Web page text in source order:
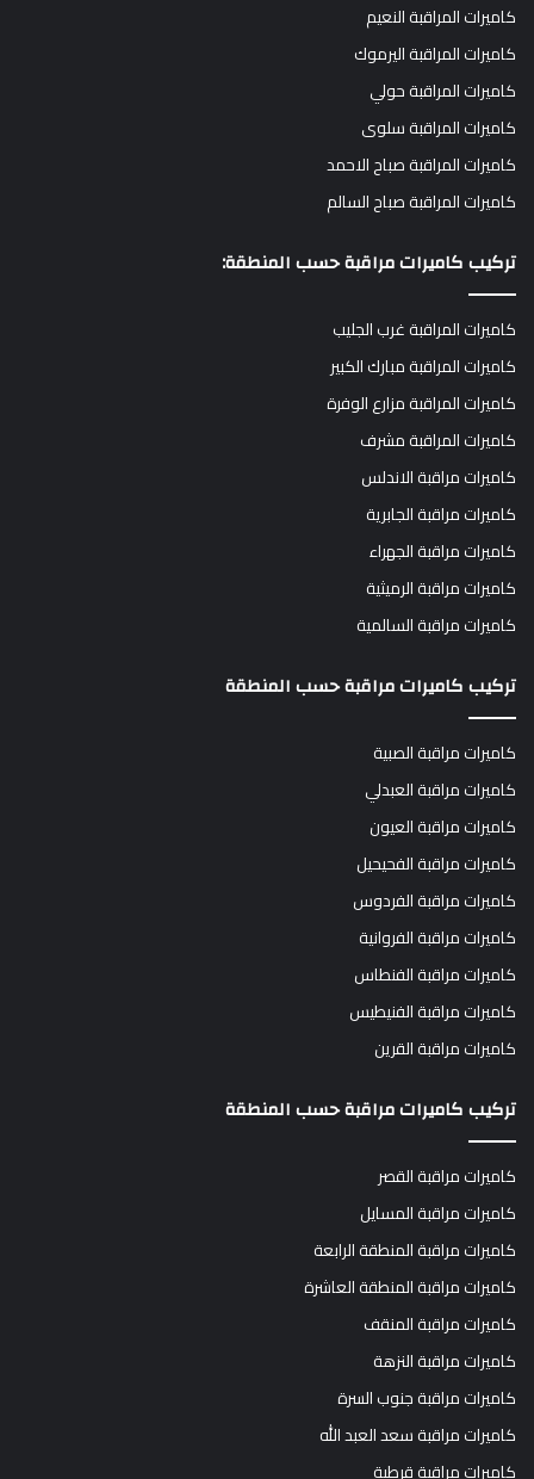
كاميرات المراقبة النعيم
كاميرات المراقبة اليرموك
كاميرات المراقبة حولي
كاميرات المراقبة سلوى
كاميرات المراقبة صباح الاحمد
كاميرات المراقبة صباح السالم
تركيب كاميرات مراقبة حسب المنطقة:
كاميرات المراقبة غرب الجليب
كاميرات المراقبة مبارك الكبير
كاميرات المراقبة مزارع الوفرة
كاميرات المراقبة مشرف
كاميرات مراقبة الاندلس
كاميرات مراقبة الجابرية
كاميرات مراقبة الجهراء
كاميرات مراقبة الرميثية
كاميرات مراقبة السالمية
تركيب كاميرات مراقبة حسب المنطقة
كاميرات مراقبة الصبية
كاميرات مراقبة العبدلي
كاميرات مراقبة العيون
كاميرات مراقبة الفحيحيل
كاميرات مراقبة الفردوس
كاميرات مراقبة الفروانية
كاميرات مراقبة الفنطاس
كاميرات مراقبة الفنيطيس
كاميرات مراقبة القرين
تركيب كاميرات مراقبة حسب المنطقة
كاميرات مراقبة القصر
كاميرات مراقبة المسايل
كاميرات مراقبة المنطقة الرابعة
كاميرات مراقبة المنطقة العاشرة
كاميرات مراقبة المنقف
كاميرات مراقبة النزهة
كاميرات مراقبة جنوب السرة
كاميرات مراقبة سعد العبد الله
كاميرات مراقبة قرطبة